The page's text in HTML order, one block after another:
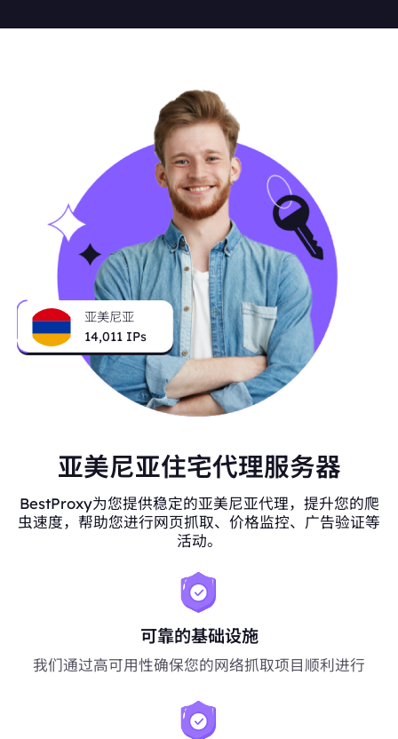
亚美尼亚
14,011 IPs
亚美尼亚住宅代理服务器
BestProxy为您提供稳定的亚美尼亚代理，提升您的爬
虫速度，帮助您进行网页抓取、价格监控、广告验证等
活动。
可靠的基础设施
我们通过高可用性确保您的网络抓取项目顺利进行